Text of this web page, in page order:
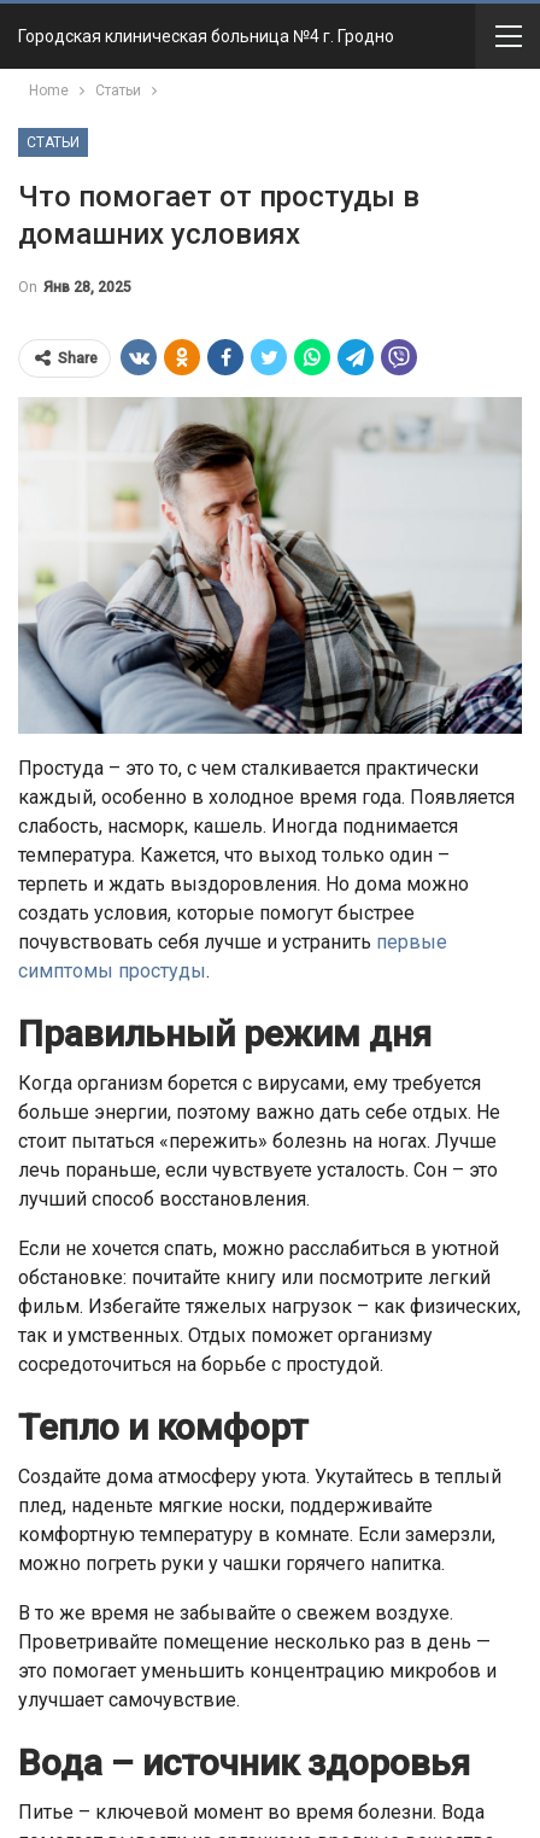
Городская клиническая больница №4 г. Гродно
Home Статьи
СТАТЬИ
Что помогает от простуды в
домашних условиях
On Янв 28, 2025
Share
Простуда – это то, с чем сталкивается практически
каждый, особенно в холодное время года. Появляется
слабость, насморк, кашель. Иногда поднимается
температура. Кажется, что выход только один –
терпеть и ждать выздоровления. Но дома можно
создать условия, которые помогут быстрее
почувствовать себя лучше и устранить первые
симптомы простуды.
Правильный режим дня
Когда организм борется с вирусами, ему требуется
больше энергии, поэтому важно дать себе отдых. Не
стоит пытаться «пережить» болезнь на ногах. Лучше
лечь пораньше, если чувствуете усталость. Сон – это
лучший способ восстановления.
Если не хочется спать, можно расслабиться в уютной
обстановке: почитайте книгу или посмотрите легкий
фильм. Избегайте тяжелых нагрузок – как физических,
так и умственных. Отдых поможет организму
сосредоточиться на борьбе с простудой.
Тепло и комфорт
Создайте дома атмосферу уюта. Укутайтесь в теплый
плед, наденьте мягкие носки, поддерживайте
комфортную температуру в комнате. Если замерзли,
можно погреть руки у чашки горячего напитка.
В то же время не забывайте о свежем воздухе.
Проветривайте помещение несколько раз в день —
это помогает уменьшить концентрацию микробов и
улучшает самочувствие.
Вода – источник здоровья
Питье – ключевой момент во время болезни. Вода